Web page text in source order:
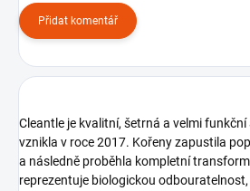
Přidat komentář
Cleantle je kvalitní, šetrná a velmi
vznikla v roce 2017. Kořeny zapustila
a následně proběhla kompletní
reprezentuje biologickou